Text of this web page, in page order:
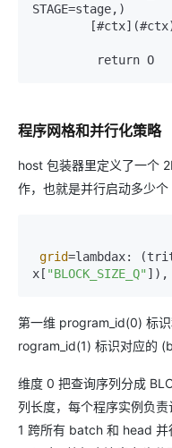
STAGE=stage,)
程序网格和并行化策略
host 包装器里定义了一个
作，也就是并行启动多少个
grid=lambdax:
x[ "BLOCK_SIZE_Q" ]),
第一维 program_id(0) 标
rogram_id(1) 标识对应的
维度 0 把查询序列分成
列长度，每个程序实例负
1 跨所有 batch 和 head